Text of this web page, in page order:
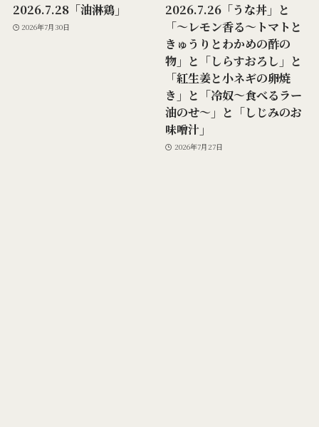
2026.7.28「油淋鶏」
2026年7月30日
2026.7.26「うな丼」と
「～レモン香る～トマトと
きゅうりとわかめの酢の
物」と「しらすおろし」と
「紅生姜と小ネギの卵焼
き」と「冷奴～食べるラー
油のせ～」と「しじみのお
味噌汁」
2026年7月27日